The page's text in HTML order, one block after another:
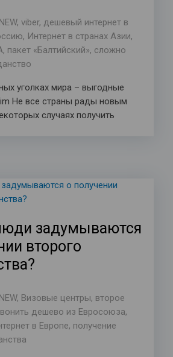
, viber, дешевый интернет в
, Интернет в странах Азии,
, пакет «Балтийский», сложно
уголках мира – выгодные
Не все страны рады новым
случаях получить
задумываются
второго
, Визовые центры, второе
дешево из Евросоюза,
в Европе, получение